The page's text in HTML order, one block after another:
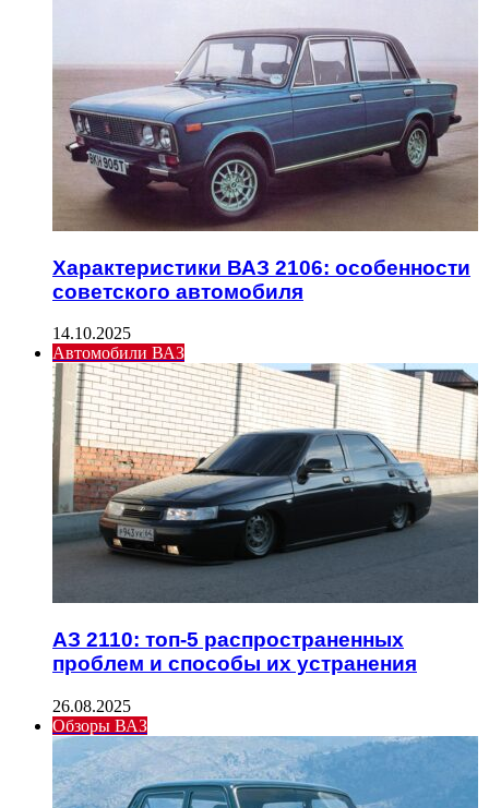
Характеристики ВАЗ 2106: особенности
советского автомобиля
14.10.2025
Автомобили ВАЗ
АЗ 2110: топ-5 распространенных
проблем и способы их устранения
26.08.2025
Обзоры ВАЗ